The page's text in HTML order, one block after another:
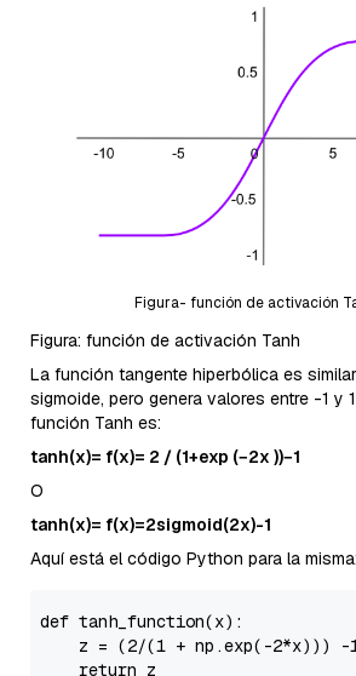
Figura- función de activación
Figura: función de activación Tanh
La función tangente hiperbólica es
sigmoide, pero genera valores entre -1 y
función Tanh es:
tanh(x)= f(x)= 2 / (1+exp (−2x ))−1
O
tanh(x)= f(x)=2sigmoid(2x)-1
Aquí está el código Python para la misma:
def tanh_function(x) :
    z =
(2/(1 + np.exp( -2*x)))
-
return